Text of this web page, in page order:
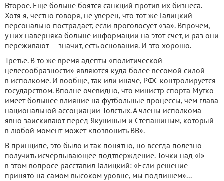
Второе. Еще больше боятся санкций против их бизнеса.
Хотя я, честно говоря, не уверен, что тот же Галицкий
персонально пострадает, если проголосует «за». Впрочем,
у них наверняка больше информации на этот счет, и раз они
переживают — значит, есть основания. И это хорошо.
Третье. В то же время адепты «политической
целесообразности» являются куда более весомой силой
в исполкоме. И вообще, так или иначе, РФС контролируется
государством. Вполне очевидно, что министр спорта Мутко
имеет большее влияние на футбольные процессы, чем глава
национальной ассоциации Толстых. А члены исполкома
явно заискивают перед Якуниным и Степашиным, который
в любой момент может «позвонить ВВ».
В принципе, это было и так понятно, но всегда полезно
получить исчерпывающее подтверждение. Точки над «i»
в этом вопросе расставил Галицкий: «Если решение
принято на самом высоком уровне, мы подпишем»...